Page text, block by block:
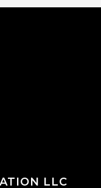
LLC